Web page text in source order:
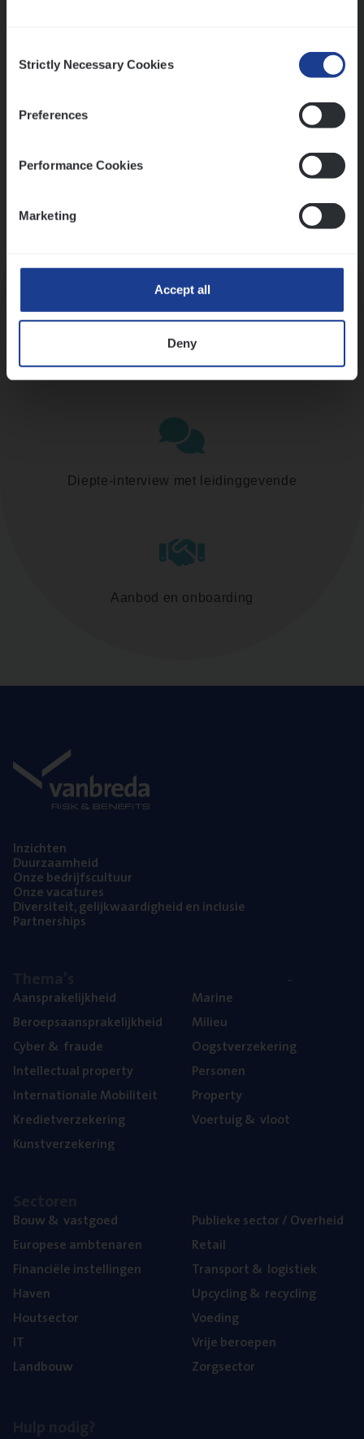
Selection
Strictly Necessary Cookies
Preferences
Performance Cookies
Marketing
Accept all
Deny
Ons sollicitatieproces
Assessment
Diepte-interview met leidinggevende
Aanbod en onboarding
Inzich­ten
Duur­zaam­heid
Onze bedrijfs­cul­tuur
Onze vaca­tu­res
Diver­si­teit, gelijk­waar­dig­heid en inclusie
Part­ner­ships
Aan­spra­ke­lijk­heid
Beroeps­aan­spra­ke­lijk­heid
Cyber& fraude
Intel­lec­tu­al property
Inter­na­ti­o­na­le Mobiliteit
Kre­diet­ver­ze­ke­ring
Kunst­ver­ze­ke­ring
Mari­ne
Mili­eu
Oogst­ver­ze­ke­ring
Per­so­nen
Pro­per­ty
Voer­tuig& vloot
Bouw& vastgoed
Euro­pe­se ambtenaren
Finan­ci­ë­le instellingen
Haven
Hout­sec­tor
IT
Land­bouw
Publie­ke sec­tor / Overheid
Retail
Trans­port& logistiek
Upcy­cling& recycling
Voe­ding
Vrije beroe­pen
Zorg­sec­tor